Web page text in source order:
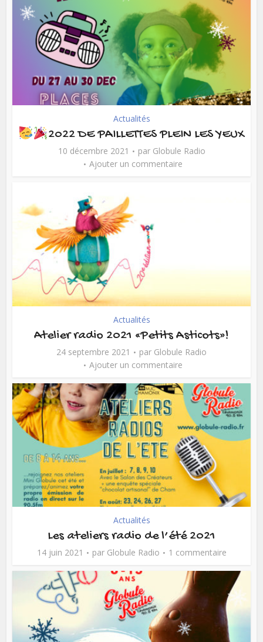
Actualités
2022 DE PAILLETTES PLEIN LES YEUX
10 décembre 2021 par Globule Radio
Ajouter un commentaire
Actualités
Atelier radio 2021 «Petits Asticots»!
24 septembre 2021 par Globule Radio
Ajouter un commentaire
Actualités
Les ateliers radio de l’été 2021
14 juin 2021 par Globule Radio 1 commentaire